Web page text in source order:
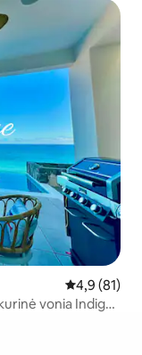
Vidutinis
4,9 (81)
vonia Indigo